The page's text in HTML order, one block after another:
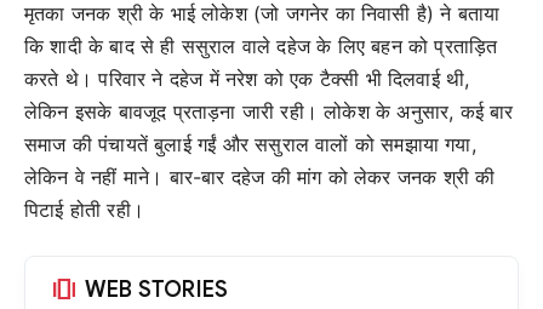
मृतका जनक श्री के भाई लोकेश (जो जगनेर का निवासी है) ने बताया
कि शादी के बाद से ही ससुराल वाले दहेज के लिए बहन को प्रताड़ित
करते थे। परिवार ने दहेज में नरेश को एक टैक्सी भी दिलवाई थी,
लेकिन इसके बावजूद प्रताड़ना जारी रही। लोकेश के अनुसार, कई बार
समाज की पंचायतें बुलाई गईं और ससुराल वालों को समझाया गया,
लेकिन वे नहीं माने। बार-बार दहेज की मांग को लेकर जनक श्री की
पिटाई होती रही।
amp_stories WEB STORIES